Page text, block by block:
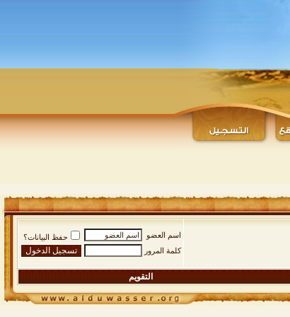
اسم العضو
حفظ البيانات؟
كلمة المرور
التقويم